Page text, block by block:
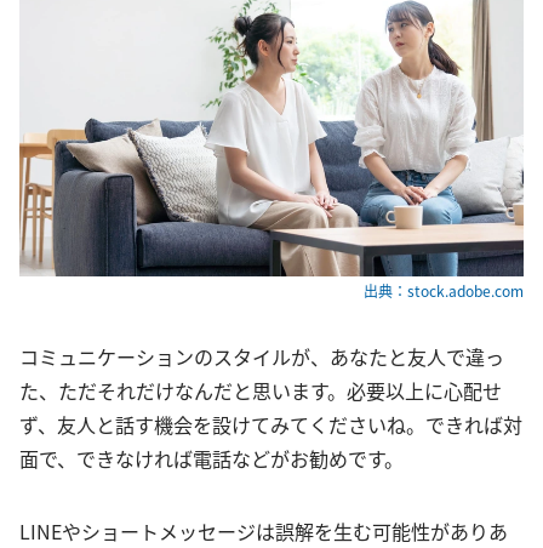
出典：stock.adobe.com
コミュニケーションのスタイルが、あなたと友人で違っ
た、ただそれだけなんだと思います。必要以上に心配せ
ず、友人と話す機会を設けてみてくださいね。できれば対
面で、できなければ電話などがお勧めです。
LINEやショートメッセージは誤解を生む可能性がありあ